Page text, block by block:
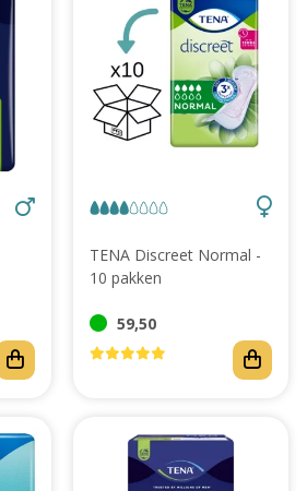
TENA Discreet Normal -
10 pakken
59,50